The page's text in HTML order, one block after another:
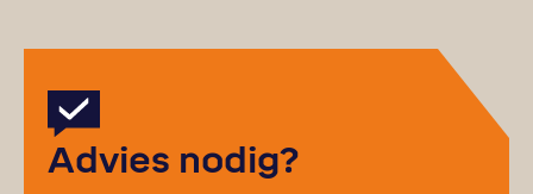
Advies nodig?